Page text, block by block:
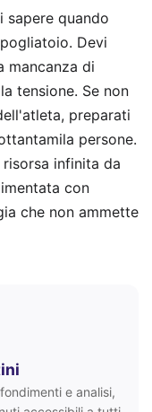
sapere quando
Devi
mancanza di
tensione. Se non
preparati
persone.
infinita da
con
che non ammette
e analisi,